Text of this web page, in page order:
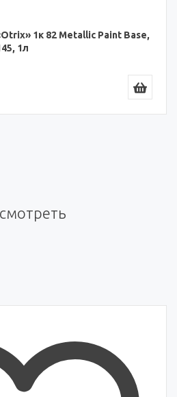
1к 82 Metallic Paint Base,
1л